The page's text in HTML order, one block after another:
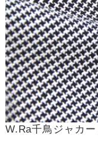
W.Ra千鳥ジャカー